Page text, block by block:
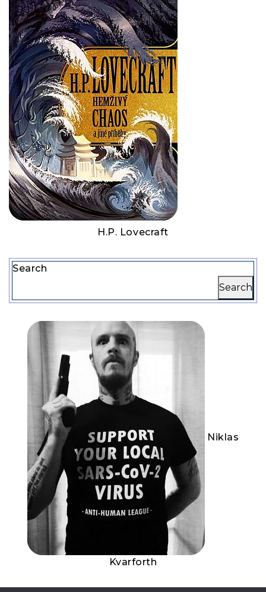
H.P. Lovecraft
Search
Search
Niklas
Kvarforth